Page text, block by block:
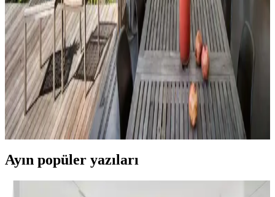
Ella satıcısından alınan Hermes dekor ürünleri, yüksek deri kalitesi
ve detaylı işçiliğiyle öne çıkıyor. Ürünlerin boyutları beklentileri
aşarken, fiyat ve orijinallik tartışmaları da dikkat çekiyor.
Veranda Dekorasyonunda Bitki Seçimi, Aydınlatma
ve Mobilya Düzenlemeleriyle Estetik İyileştirme
Yöntemleri
Veranda dekorasyonunda bitkiler, halılar, aydınlatma ve mobilyaların
uyumlu kullanımı mekânı daha davetkâr ve fonksiyonel kılar. Doğru
seçimler verandanın atmosferini ve dış görünümünü güçlendirir.
Ayın popüler yazıları